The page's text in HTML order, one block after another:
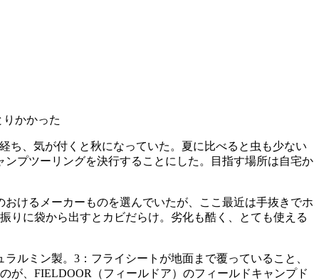
かかった
ち、気が付くと秋になっていた。夏に比べると虫も少ない
プツーリングを決行することにした。目指す場所は自宅か
けるメーカーものを選んでいたが、ここ最近は手抜きでホ
りに袋から出すとカビだらけ。劣化も酷く、とても使える
ルミン製。3：フライシートが地面まで覆っていること、
が、FIELDOOR（フィールドア）のフィールドキャンプド